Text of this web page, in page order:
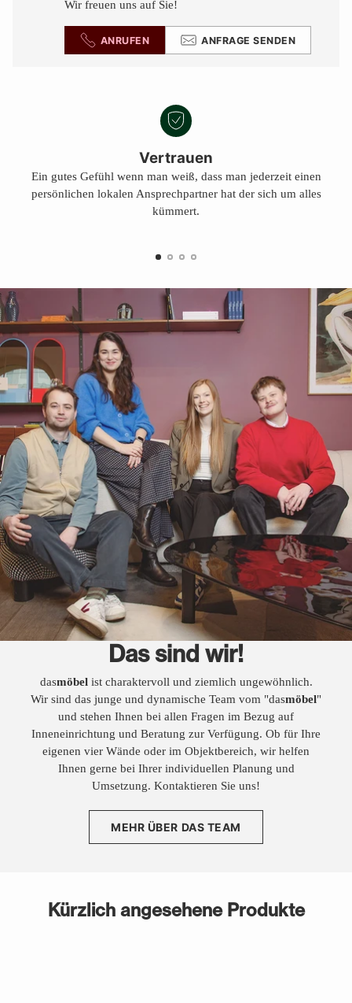
Wir freuen uns auf Sie!
ANRUFEN ANFRAGE SENDEN
Vertrauen
Ein gutes Gefühl wenn man weiß, dass man jederzeit einen
persönlichen lokalen Ansprechpartner hat der sich um alles
kümmert.
Das sind wir!
dasmöbelist charaktervoll und ziemlich ungewöhnlich.
Wir sind das junge und dynamische Team vom "dasmöbel"
und stehen Ihnen bei allen Fragen im Bezug auf
Inneneinrichtung und Beratung zur Verfügung. Ob für Ihre
eigenen vier Wände oder im Objektbereich, wir helfen
Ihnen gerne bei Ihrer individuellen Planung und
Umsetzung. Kontaktieren Sie uns!
MEHR ÜBER DAS TEAM
Kürzlich angesehene Produkte